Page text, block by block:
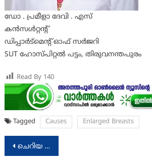
ഡോ . പ്രമീളാ ദേവി . എസ്
കൻസൾറ്റന്റ്
ഡിപ്പാർട്മെന്റ് ഓഫ് സർജറി
SUT ഹോസ്പിറ്റൽ പട്ടം, തിരുവനന്തപുരം
Read By 140
Tagged Causes Enlarged Breasts
Post
ചെറിയ ചെറിയ ആകാശങ്ങള്‍ പ്രകാശനം ചെയ്തു